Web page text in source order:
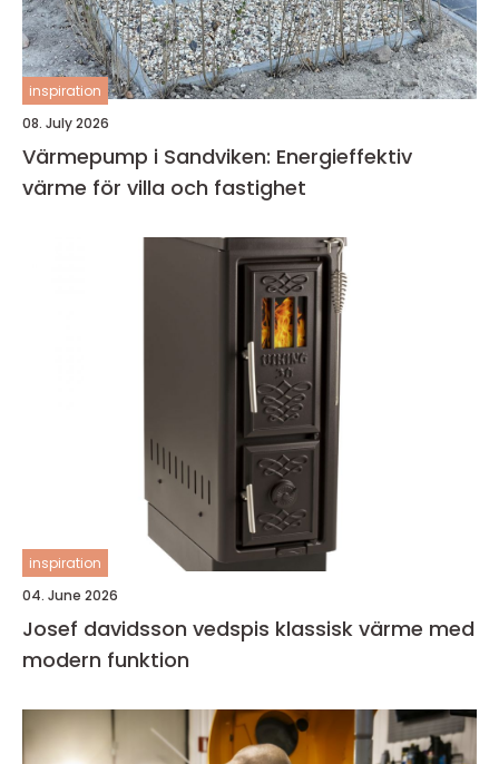
inspiration
08. July 2026
Värmepump i Sandviken: Energieffektiv
värme för villa och fastighet
inspiration
04. June 2026
Josef davidsson vedspis klassisk värme med
modern funktion